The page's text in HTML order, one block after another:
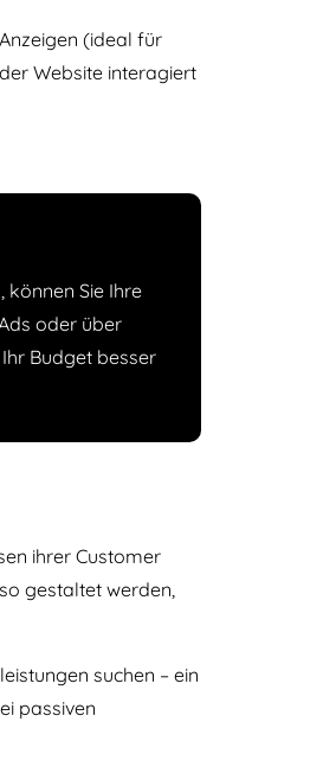
(ideal für
Website interagiert
können Sie Ihre
oder über
Budget besser
ihrer Customer
gestaltet werden,
suchen – ein
passiven